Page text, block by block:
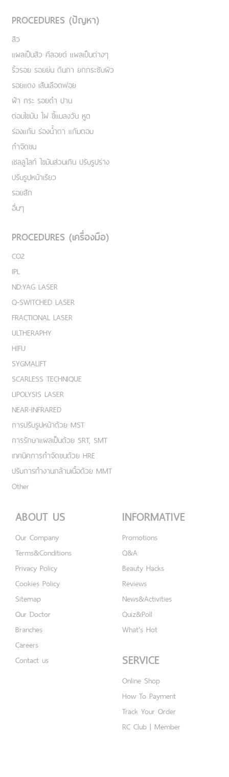
PROCEDURES (ปัญหา)
สิว
แผลเป็นสิว คีลอยด์ แผลเป็นต่างๆ
ริ้วรอย รอยย่น ตีนกา ยกกระชับผิว
รอยแดง เส้นเลือดฟอย
ฝ้า กระ รอยดำ ปาน
ต่อมไขมัน ไฝ ขี้แมลงวัน หูด
ร่องแก้ม ร่องน้ำตา แก้มตอบ
กำจัดขน
เชลลูไลท์ ไขมันส่วนเกิน ปรับรูปร่าง
ปรับรูปหน้าเรียว
รอยสัก
อื่นๆ
PROCEDURES (เครื่องมือ)
CO2
IPL
ND:YAG LASER
Q-SWITCHED LASER
FRACTIONAL LASER
ULTHERAPHY
HIFU
SYGMALIFT
SCARLESS TECHNIQUE
LIPOLYSIS LASER
NEAR-INFRARED
การปรับรูปหน้าด้วย MST
การรักษาแผลเป็นด้วย SRT, SMT
เทคนิคการกำจัดขนด้วย HRE
ปรับการทำงานกล้ามเนื้อด้วย MMT
Other
ABOUT US
Our Company
Terms&Conditions
Privacy Policy
Cookies Policy
Sitemap
Our Doctor
Branches
Careers
Contact us
INFORMATIVE
Promotions
Q&A
Beauty Hacks
Reviews
News&Activities
Quiz&Poll
What's Hot
SERVICE
Online Shop
How To Payment
Track Your Order
RC Club | Member